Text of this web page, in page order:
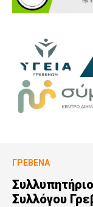
ΓΡΕΒΕΝΆ
Συλλόγου